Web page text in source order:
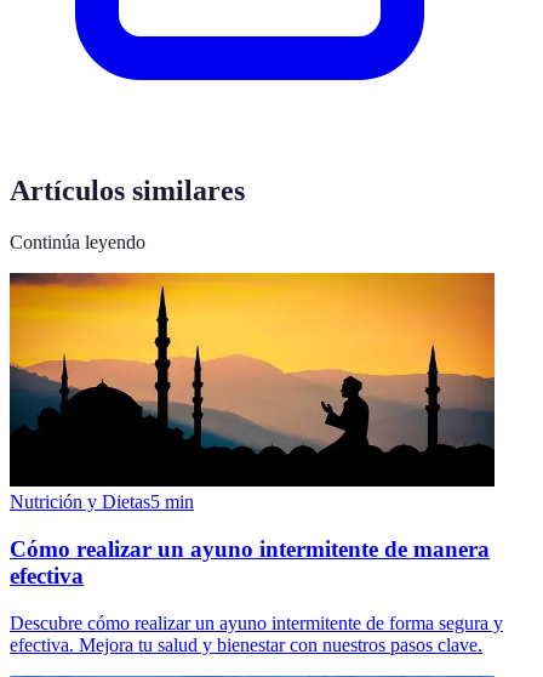
Artículos similares
Continúa leyendo
Nutrición y Dietas5 min
Cómo realizar un ayuno intermitente de manera
efectiva
Descubre cómo realizar un ayuno intermitente de forma segura y
efectiva. Mejora tu salud y bienestar con nuestros pasos clave.